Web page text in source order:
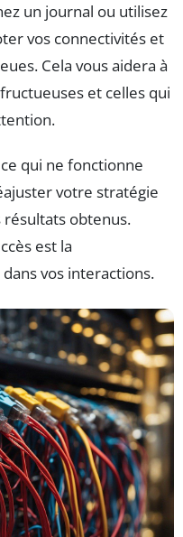
un journal ou utilisez
vos connectivités et
Cela vous aidera à
et celles qui
qui ne fonctionne
votre stratégie
obtenus.
est la
vos interactions.